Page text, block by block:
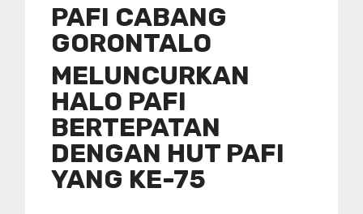
PAFI CABANG
GORONTALO
MELUNCURKAN
HALO PAFI
BERTEPATAN
DENGAN HUT PAFI
YANG KE-75